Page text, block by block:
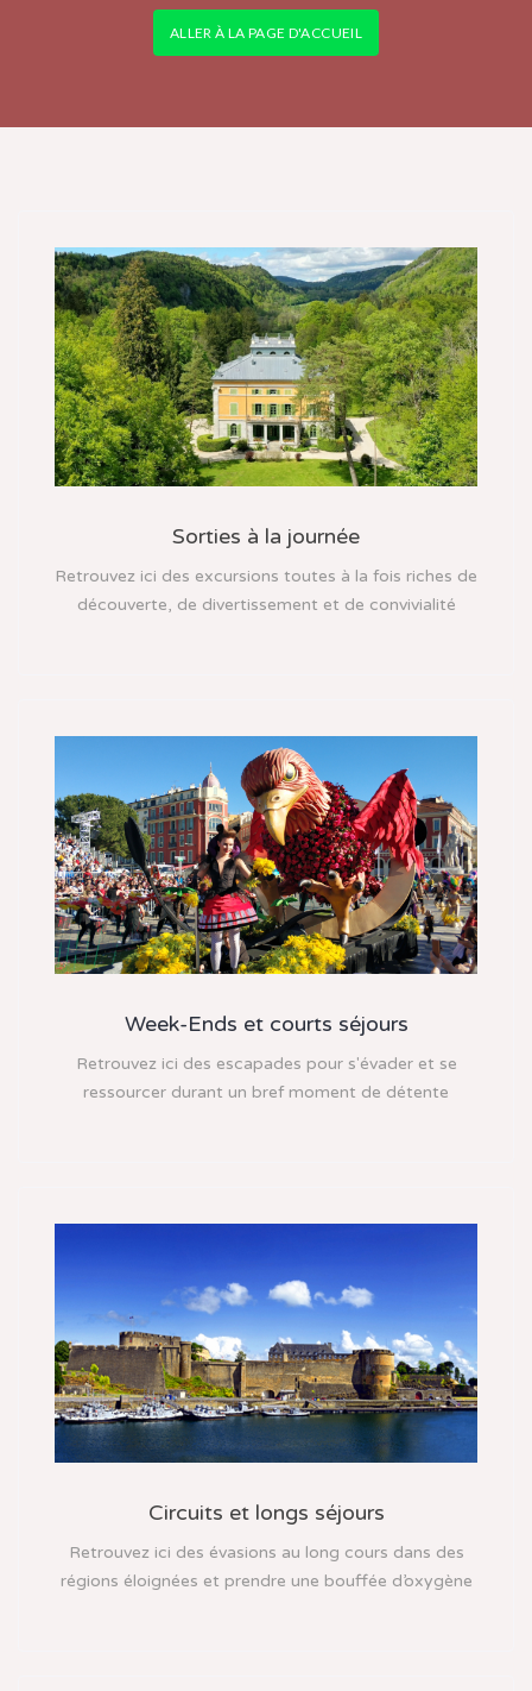
ALLER À LA PAGE D'ACCUEIL
Sorties à la journée
Retrouvez ici des excursions toutes à la fois riches de
découverte, de divertissement et de convivialité
Week-Ends et courts séjours
Retrouvez ici des escapades pour s'évader et se
ressourcer durant un bref moment de détente
Circuits et longs séjours
Retrouvez ici des évasions au long cours dans des
régions éloignées et prendre une bouffée d’oxygène